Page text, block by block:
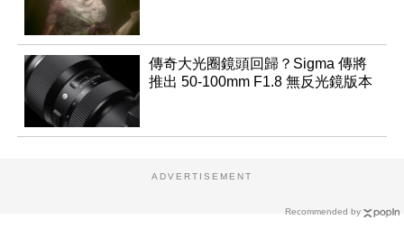
傳奇大光圈鏡頭回歸？Sigma 傳將
推出 50-100mm F1.8 無反光鏡版本
Recommended by
ADVERTISEMENT